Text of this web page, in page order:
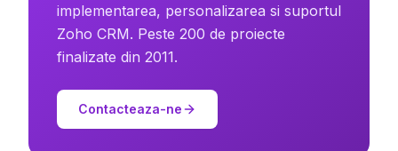
implementarea, personalizarea si suportul
Zoho CRM. Peste 200 de proiecte
finalizate din 2011.
Contacteaza-ne